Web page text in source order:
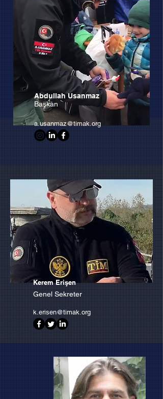
Abdullah Usanmaz
Başkan
a.usanmaz@timak.org
Kerem Erişen
Genel Sekreter
k.erisen@timak.org